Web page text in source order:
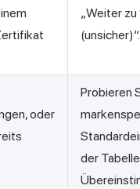
„Weiter zu
(unsicher)“.
oder
Probieren
der